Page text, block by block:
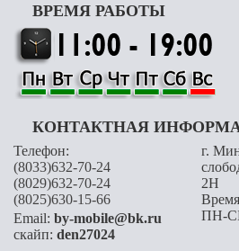
ВРЕМЯ РАБОТЫ
КОНТАКТНАЯ
Телефон:
(8033)632-70-24
(8029)632-70-24
(8025)630-15-66
Email: by-mobile@bk.ru
скайп: den27024
г.
2H
ПН-